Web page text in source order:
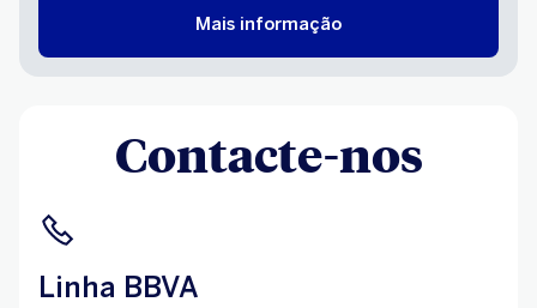
Mais informação
Contacte-nos
Linha BBVA